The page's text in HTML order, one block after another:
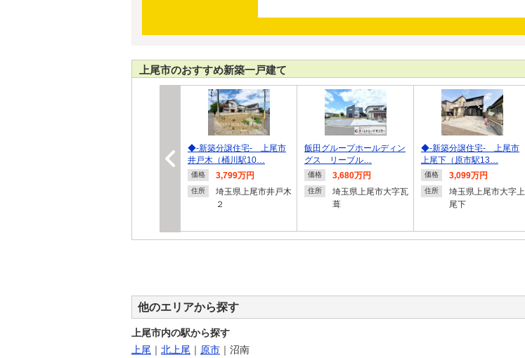
上尾市のおすすめ新築一戸建て
◆-新築分譲住宅- 上尾市
井戸木（桶川駅10…
価格 3,799万円
住所
埼玉県上尾市井戸木
２
飯田グループホールディン
グス リーブル…
価格 3,680万円
住所
埼玉県上尾市大字瓦
葺
◆-新築分譲住宅- 上尾市
上尾下（原市駅13…
価格 3,099万円
住所
埼玉県上尾市大字上
尾下
他のエリアから探す
上尾市内の駅から探す
上尾 ｜ 北上尾 ｜ 原市 ｜ 沼南